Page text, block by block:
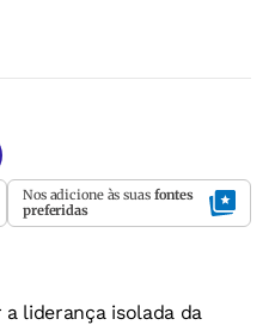
Nos adicione às suas fontes
preferidas
a liderança isolada da